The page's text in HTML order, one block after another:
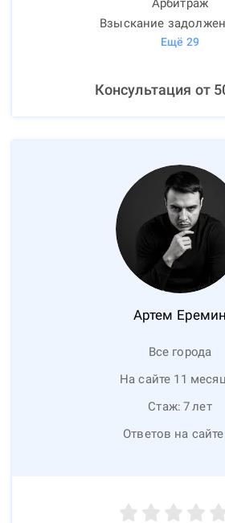
Арбитраж
Взыскание
Ещё 29
Консультация от
Артем Еремин
Все города
На сайте 11
Стаж: 7лет
Ответов на